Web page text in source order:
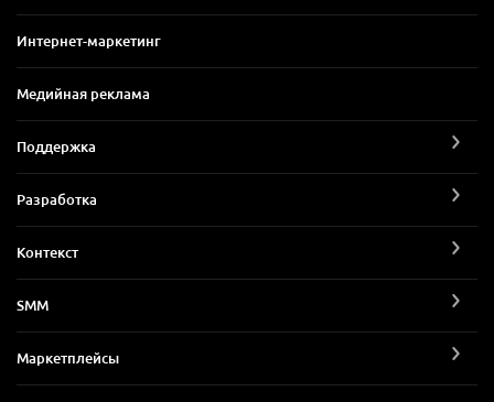
Интернет-маркетинг
Медийная реклама
Поддержка
Разработка
Контекст
SMM
Маркетплейсы